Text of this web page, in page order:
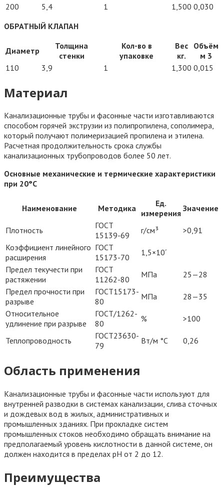
200
5,4 1 1,500 0,030
ОБРАТНЫЙ КЛАПАН
Диаметр
Толщина
стенки
Кол-во в
упаковке
Вес
кг.
Объём
м 3
110
3,9 1 1,300 0,015
Материал
Канализационные трубы и фасонные части изготавливаются
способом горячей экструзии из полипропилена, сополимера,
который получают полимеризацией пропилена и этилена.
Расчетная продолжительность срока службы
канализационных трубопроводов более 50 лет.
Основные механические и термические характеристики
при 20°С
Наименование Методика
Ед.
измерения Значение
Плотность
ГОСТ
15139-69
г/см³
>0,91
Коэффициент линейного
расширения
ГОСТ
15173-70
1,5×10´
Предел текучести при
растяжении
ГОСТ
11262-80
МПа
25—28
Предел прочности при
разрыве
ГОСТ15173-
80
МПа
28—35
Относительное
удлинение при разрыве
ГОСТ/1262-
80
% >100
Теплопроводность
ГОСТ23630-
79
Вт/м °С 0,26
Область применения
Канализационные трубы и фасонные части используют для
внутренней разводки в системах канализации, слива сточных
и дождевых вод в жилых, административных и
промышленных зданиях. При прокладке систем
промышленных стоков необходимо обращать внимание на
предполагаемый уровень кислотности в данной системе, он
должен находится в пределах рН от 2 до 12.
Преимущества